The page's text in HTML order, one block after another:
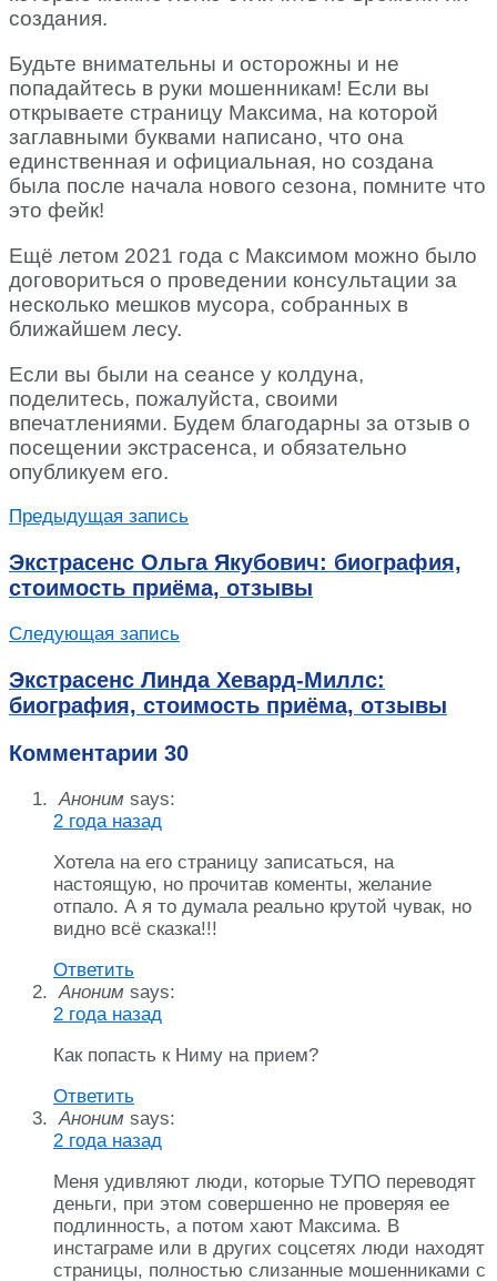
создания.
Будьте внимательны и осторожны и не
попадайтесь в руки мошенникам! Если вы
открываете страницу Максима, на которой
заглавными буквами написано, что она
единственная и официальная, но создана
была после начала нового сезона, помните что
это фейк!
Ещё летом 2021 года с Максимом можно было
договориться о проведении консультации за
несколько мешков мусора, собранных в
ближайшем лесу.
Если вы были на сеансе у колдуна,
поделитесь, пожалуйста, своими
впечатлениями. Будем благодарны за отзыв о
посещении экстрасенса, и обязательно
опубликуем его.
Предыдущая запись
Экстрасенс Ольга Якубович: биография,
стоимость приёма, отзывы
Следующая запись
Экстрасенс Линда Хевард-Миллс:
биография, стоимость приёма, отзывы
Комментарии 30
Аноним says:
2 года назад
Хотела на его страницу записаться, на
настоящую, но прочитав коменты, желание
отпало. А я то думала реально крутой чувак, но
видно всё сказка!!!
Ответить
Аноним says:
2 года назад
Как попасть к Ниму на прием?
Ответить
Аноним says:
2 года назад
Меня удивляют люди, которые ТУПО переводят
деньги, при этом совершенно не проверяя ее
подлинность, а потом хают Максима. В
инстаграме или в других соцсетях люди находят
страницы, полностью слизанные мошенниками с